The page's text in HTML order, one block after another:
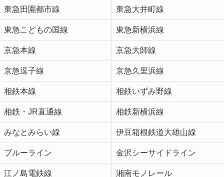
東急田園都市線 東急大井町線
東急こどもの国線 東急新横浜線
京急本線 京急大師線
京急逗子線 京急久里浜線
相鉄本線 相鉄いずみ野線
相鉄・JR直通線 相鉄新横浜線
みなとみらい線 伊豆箱根鉄道大雄山線
ブルーライン 金沢シーサイドライン
江ノ島電鉄線 湘南モノレール